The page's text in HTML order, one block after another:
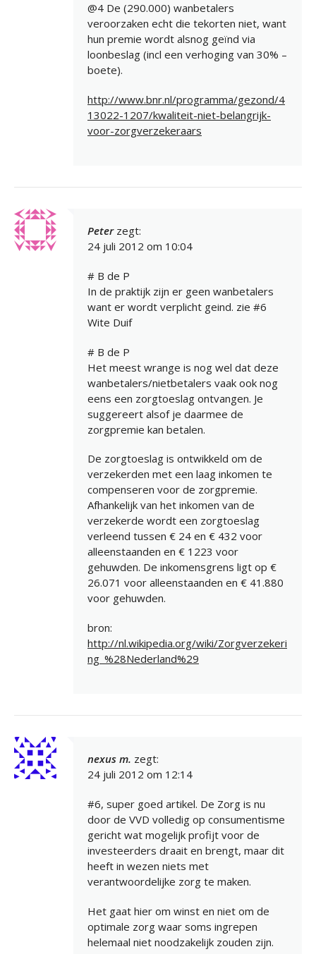
@4 De (290.000) wanbetalers
veroorzaken echt die tekorten niet, want
hun premie wordt alsnog geïnd via
loonbeslag (incl een verhoging van 30% –
boete).
http://www.bnr.nl/programma/gezond/4
13022-1207/kwaliteit-niet-belangrijk-
voor-zorgverzekeraars
Peter zegt:
24 juli 2012 om 10:04
# B de P
In de praktijk zijn er geen wanbetalers
want er wordt verplicht geind. zie #6
Wite Duif
# B de P
Het meest wrange is nog wel dat deze
wanbetalers/nietbetalers vaak ook nog
eens een zorgtoeslag ontvangen. Je
suggereert alsof je daarmee de
zorgpremie kan betalen.
De zorgtoeslag is ontwikkeld om de
verzekerden met een laag inkomen te
compenseren voor de zorgpremie.
Afhankelijk van het inkomen van de
verzekerde wordt een zorgtoeslag
verleend tussen € 24 en € 432 voor
alleenstaanden en € 1223 voor
gehuwden. De inkomensgrens ligt op €
26.071 voor alleenstaanden en € 41.880
voor gehuwden.
bron:
http://nl.wikipedia.org/wiki/Zorgverzekeri
ng_%28Nederland%29
nexus m. zegt:
24 juli 2012 om 12:14
#6, super goed artikel. De Zorg is nu
door de VVD volledig op consumentisme
gericht wat mogelijk profijt voor de
investeerders draait en brengt, maar dit
heeft in wezen niets met
verantwoordelijke zorg te maken.
Het gaat hier om winst en niet om de
optimale zorg waar soms ingrepen
helemaal niet noodzakelijk zouden zijn.